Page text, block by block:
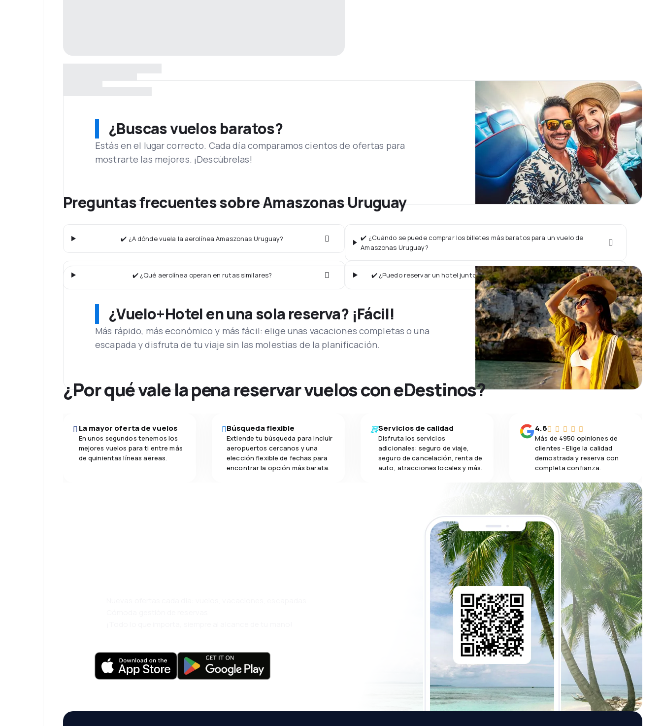
¿Buscas vuelos baratos?
Estás en el lugar correcto. Cada día comparamos cientos de ofertas para
mostrarte las mejores. ¡Descúbrelas!
Preguntas frecuentes sobre Amaszonas Uruguay
✔️ ¿A dónde vuela la aerolínea Amaszonas Uruguay?
✔️ ¿Cuándo se puede comprar los billetes más baratos para un vuelo de
Amaszonas Uruguay?
✔️ ¿Qué aerolínea operan en rutas similares? ✔️ ¿Puedo reservar un hotel junto con un vuelo de Amaszonas Uruguay?
¿Vuelo+Hotel en una sola reserva? ¡Fácil!
Más rápido, más económico y más fácil: elige unas vacaciones completas o una
escapada y disfruta de tu viaje sin las molestias de la planificación.
¿Por qué vale la pena reservar vuelos con eDestinos?
La mayor oferta de vuelos
En unos segundos tenemos los
mejores vuelos para ti entre más
de quinientas líneas aéreas.
Búsqueda flexible
Extiende tu búsqueda para incluir
aeropuertos cercanos y una
elección flexible de fechas para
encontrar la opción más barata.
Servicios de calidad
Disfruta los servicios
adicionales: seguro de viaje,
seguro de cancelación, renta de
auto, atracciones locales y más.
4.6
Más de 4950 opiniones de
clientes - Elige la calidad
demostrada y reserva con
completa confianza.